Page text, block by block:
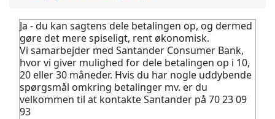
Ja - du kan sagtens dele betalingen op, og dermed
gøre det mere spiseligt, rent økonomisk.
Vi samarbejder med Santander Consumer Bank,
hvor vi giver mulighed for dele betalingen op i 10,
20 eller 30 måneder. Hvis du har nogle uddybende
spørgsmål omkring betalinger mv. er du
velkommen til at kontakte Santander på 70 23 09
93